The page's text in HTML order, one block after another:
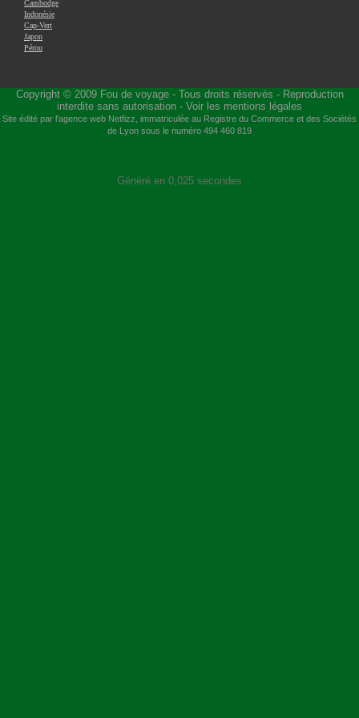
Cambodge
Indonésie
Cap-Vert
Japon
Pérou
Copyright © 2009 Fou de voyage- Tous droits réservés - Reproduction
interdite sans autorisation - Voir les mentions légales
Site édité par l'agence web Netfizz , immatriculée au Registre du Commerce et des Sociétés
de Lyon sous le numéro 494 460 819
Généré en 0,025 secondes